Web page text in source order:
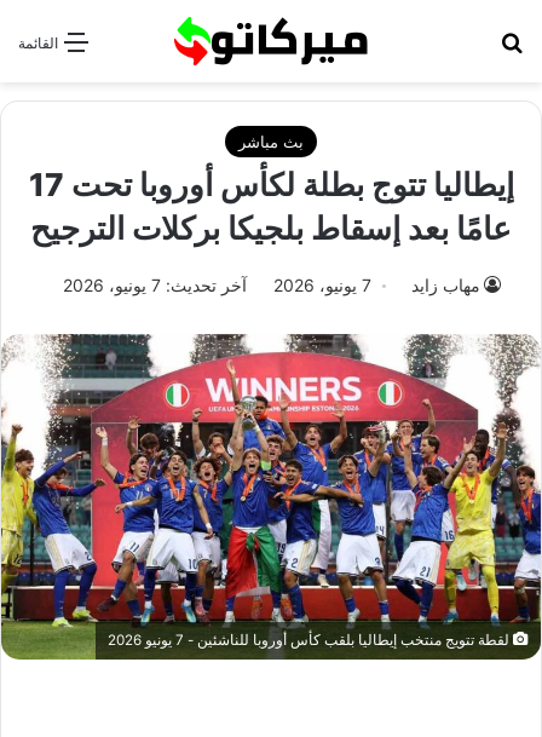
القائمة
بث مباشر
إيطاليا تتوج بطلة لكأس أوروبا تحت 17
عامًا بعد إسقاط بلجيكا بركلات الترجيح
مهاب زايد 7 يونيو، 2026 آخر تحديث: 7 يونيو، 2026
لقطة تتويج منتخب إيطاليا بلقب كأس أوروبا للناشئين - 7 يونيو 2026